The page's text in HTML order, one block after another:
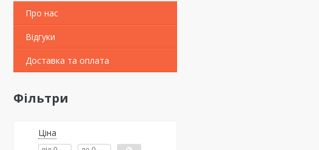
Про нас
Відгуки
Доставка та оплата
Фільтри
Ціна